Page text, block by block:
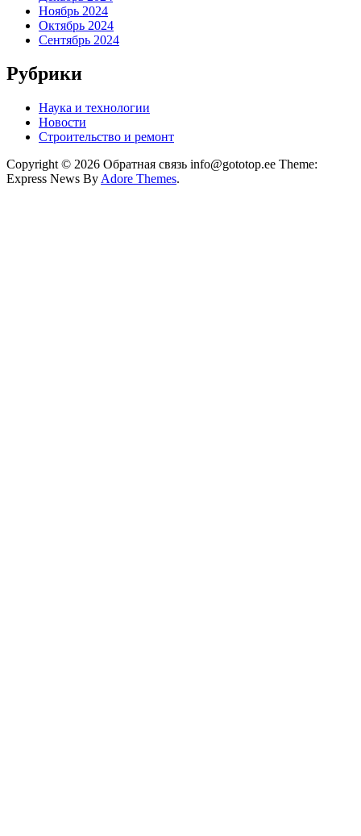
Ноябрь 2024
Октябрь 2024
Сентябрь 2024
Рубрики
Наука и технологии
Новости
Строительство и ремонт
Copyright © 2026 Обратная связь info@gototop.ee Theme:
Express News By Adore Themes.